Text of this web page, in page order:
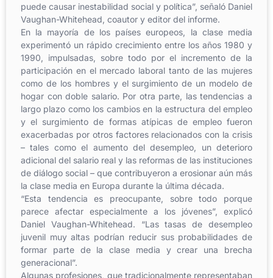
puede causar inestabilidad social y política”, señaló Daniel
Vaughan-Whitehead, coautor y editor del informe.
En la mayoría de los países europeos, la clase media
experimentó un rápido crecimiento entre los años 1980 y
1990, impulsadas, sobre todo por el incremento de la
participación en el mercado laboral tanto de las mujeres
como de los hombres y el surgimiento de un modelo de
hogar con doble salario. Por otra parte, las tendencias a
largo plazo como los cambios en la estructura del empleo
y el surgimiento de formas atípicas de empleo fueron
exacerbadas por otros factores relacionados con la crisis
– tales como el aumento del desempleo, un deterioro
adicional del salario real y las reformas de las instituciones
de diálogo social – que contribuyeron a erosionar aún más
la clase media en Europa durante la última década.
“Esta tendencia es preocupante, sobre todo porque
parece afectar especialmente a los jóvenes”, explicó
Daniel Vaughan-Whitehead. “Las tasas de desempleo
juvenil muy altas podrían reducir sus probabilidades de
formar parte de la clase media y crear una brecha
generacional”.
Algunas profesiones, que tradicionalmente representaban